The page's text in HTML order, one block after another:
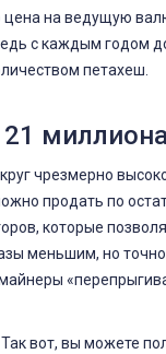
на ведущую
с каждым годом
петахеш.
чрезмерно
продать по
которые
меньшим, но
вот, вы можете